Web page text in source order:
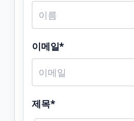
이메일*
제목*